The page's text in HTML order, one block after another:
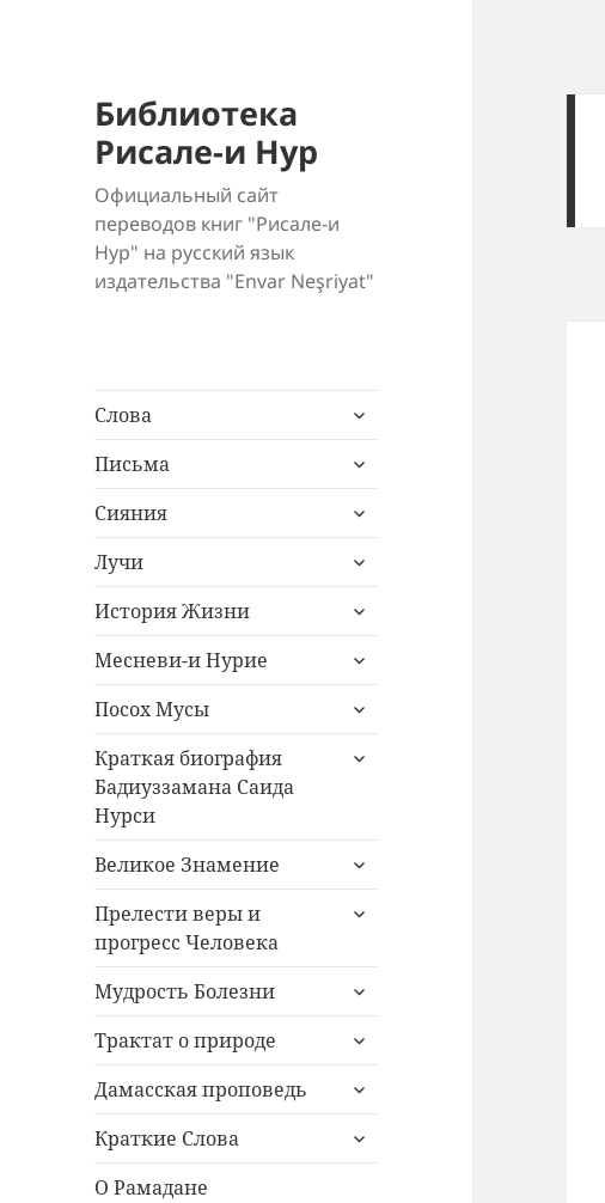
Библиотека
Рисале-и Нур
Официальный сайт
переводов книг "Рисале-и
Нур" на русский язык
издательства "Envar Neşriyat"
Слова
раскрыть
меню
Письма
раскрыть
меню
Сияния
раскрыть
меню
Лучи
раскрыть
меню
История Жизни
раскрыть
меню
Месневи-и Нурие
раскрыть
меню
Посох Мусы
раскрыть
меню
Краткая биография
Бадиуззамана Саида
Нурси
раскрыть
Великое Знамение
раскрыть
меню
Прелести веры и
прогресс Человека
раскрыть
Мудрость Болезни
раскрыть
меню
Трактат о природе
раскрыть
меню
Дамасская проповедь
раскрыть
меню
Краткие Слова
раскрыть
О Рамадане